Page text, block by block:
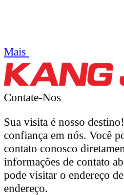
Mais
Contate-Nos
Sua visita é nosso
confiança em nós. Você
contato conosco
informações de contato
pode visitar o endereço
endereço.